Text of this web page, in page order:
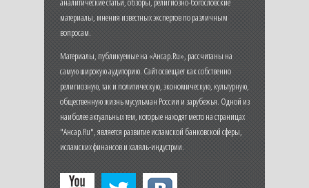
материалы, мнения известных экспертов по различным
вопросам.
Материалы, публикуемые на «Ансар.Ru», рассчитаны на
самую широкую аудиторию. Сайт освещает как собственно
религиозную, так и политическую, экономическую, культурную,
общественную жизнь мусульман России и зарубежья. Одной из
наиболее актуальных тем, которые находят место на страницах
"Ансар.Ru", является развитие исламской банковской сферы,
исламских финансов и халяль-индустрии.